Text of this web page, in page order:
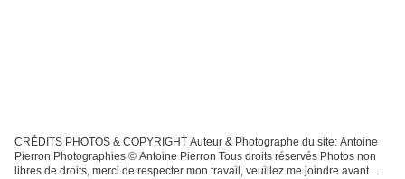
CRÉDITS PHOTOS & COPYRIGHT Auteur & Photographe du site: Antoine
Pierron Photographies © Antoine Pierron Tous droits réservés Photos non
libres de droits, merci de respecter mon travail, veuillez me joindre avant